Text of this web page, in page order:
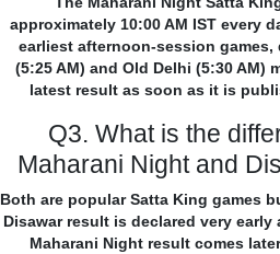
approximately 10:00 AM IST every
earliest afternoon-session games,
(5:25 AM) and Old Delhi (5:30 AM)
latest result as soon as it is
Q3. What is the
Maharani Night and
Both are popular Satta King games
Disawar result is declared very early
Maharani Night result comes